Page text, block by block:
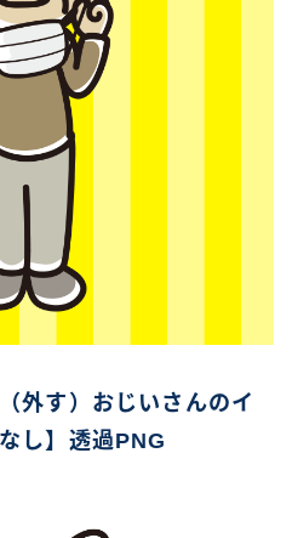
外す）おじいさんのイ
し】透過PNG